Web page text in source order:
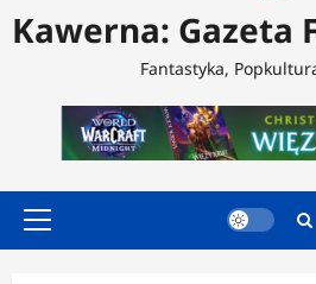
Kawerna: Gazeta
Fantastyka,
Menu